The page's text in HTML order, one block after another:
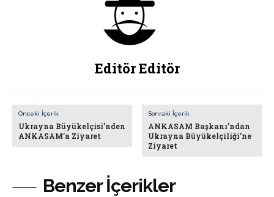
Benzer İçerikler
Editör Editör
Önceki İçerik
Ukrayna Büyükelçisi’nden
ANKASAM’a Ziyaret
Sonraki İçerik
ANKASAM Başkanı’ndan
Ukrayna Büyükelçiliği’ne
Ziyaret